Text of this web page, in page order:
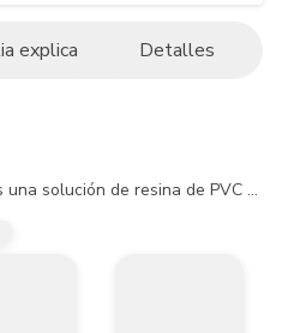
explica Detalles
una solución de resina de PVC o